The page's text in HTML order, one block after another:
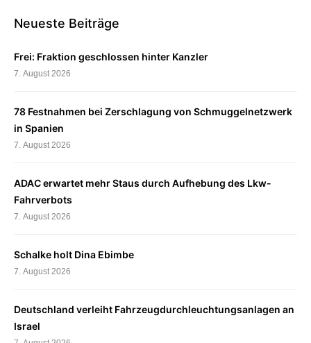
Neueste Beiträge
Frei: Fraktion geschlossen hinter Kanzler
7. August 2026
78 Festnahmen bei Zerschlagung von Schmuggelnetzwerk
in Spanien
7. August 2026
ADAC erwartet mehr Staus durch Aufhebung des Lkw-
Fahrverbots
7. August 2026
Schalke holt Dina Ebimbe
7. August 2026
Deutschland verleiht Fahrzeugdurchleuchtungsanlagen an
Israel